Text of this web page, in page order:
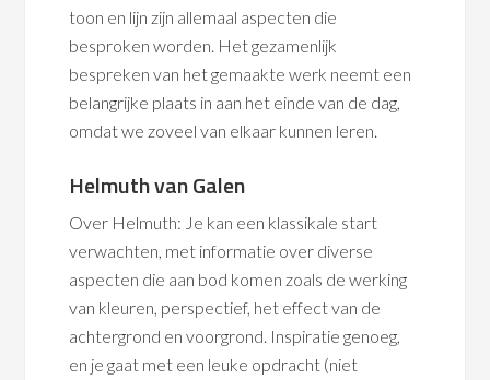
toon en lijn zijn allemaal aspecten die
besproken worden. Het gezamenlijk
bespreken van het gemaakte werk neemt een
belangrijke plaats in aan het einde van de dag,
omdat we zoveel van elkaar kunnen leren.
Helmuth van Galen
Over Helmuth: Je kan een klassikale start
verwachten, met informatie over diverse
aspecten die aan bod komen zoals de werking
van kleuren, perspectief, het effect van de
achtergrond en voorgrond. Inspiratie genoeg,
en je gaat met een leuke opdracht (niet